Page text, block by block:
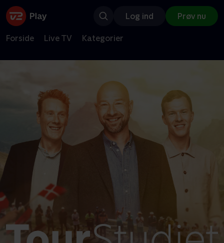
Log ind Prøv nu
Forside Live TV Kategorier